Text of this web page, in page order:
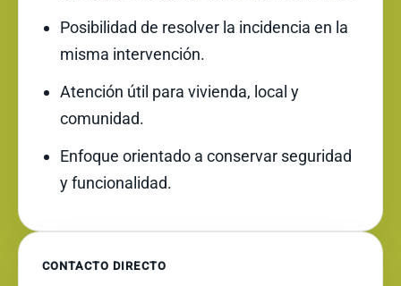
Posibilidad de resolver la incidencia en la
misma intervención.
Atención útil para vivienda, local y
comunidad.
Enfoque orientado a conservar seguridad
y funcionalidad.
CONTACTO DIRECTO